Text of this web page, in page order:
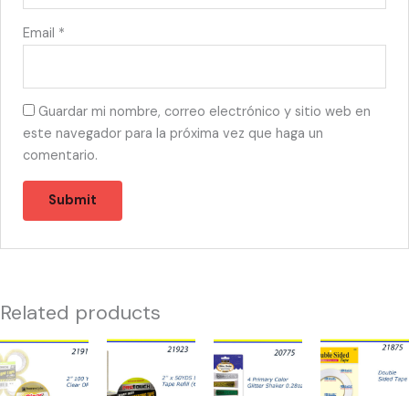
Email *
Guardar mi nombre, correo electrónico y sitio web en
este navegador para la próxima vez que haga un
comentario.
Related products
21910
-
TAPE
21923
TAPE
20775
-
4
21875
-
MASKING